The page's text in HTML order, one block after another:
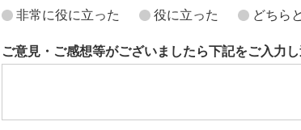
非常に役に立った
役に立った どちら
ご意見・ご感想等がございましたら下記をご入力し